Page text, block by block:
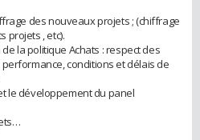
des nouveaux projets ; (chiffrage
projets , etc).
la politique Achats : respect des
conditions et délais de
le développement du panel